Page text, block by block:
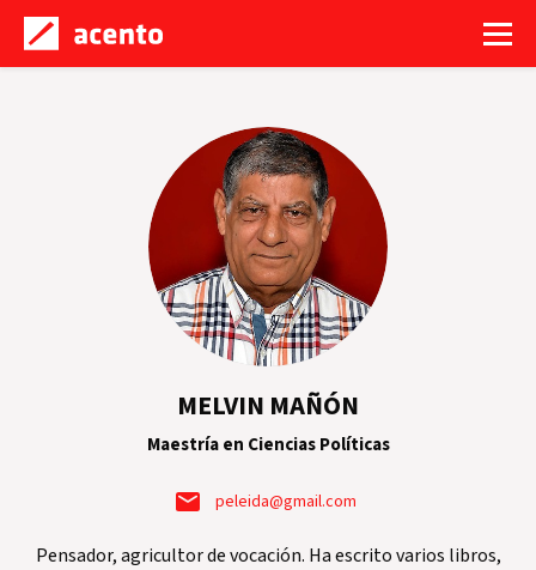
MELVIN MAÑÓN
Maestría en Ciencias Políticas
peleida@gmail.com
Pensador, agricultor de vocación. Ha escrito varios libros,